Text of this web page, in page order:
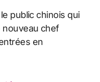
public chinois qui
nouveau chef
en